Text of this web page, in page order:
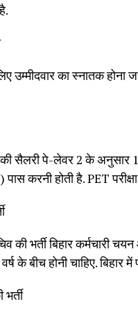
लिए उम्मीदवार का स्नातक
सैलरी पे-लेवर 2 के अनुसार
पास करनी होती है. PET
की भर्ती बिहार
के बीच होनी चाहिए.